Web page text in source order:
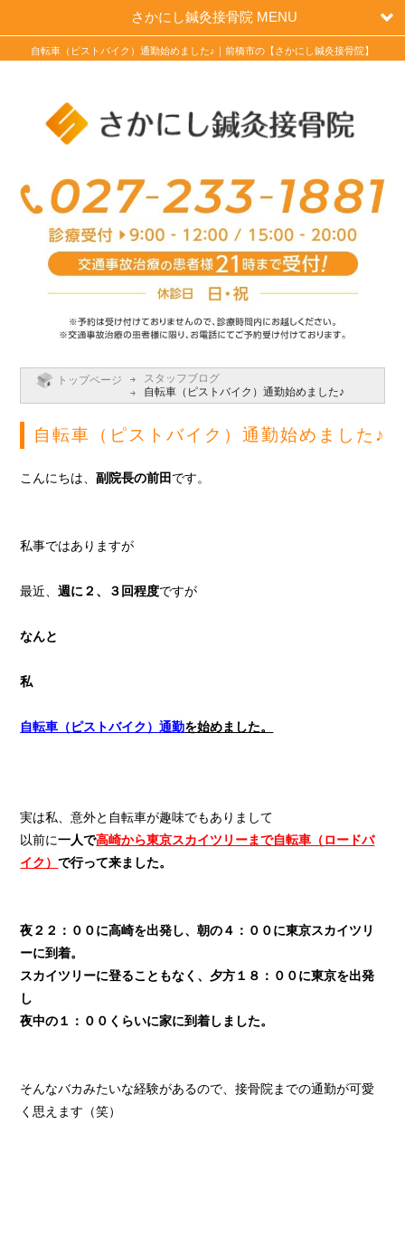
自転車（ピストバイク）通勤始めました♪｜前橋市の【さかにし鍼灸接骨院】
さかにし鍼灸接骨院 MENU
トップページ
スタッフブログ
自転車（ピストバイク）通勤始めました♪
自転車（ピストバイク）通勤始めました♪
こんにちは、副院長の前田 です。
私事ではありますが
最近、週に２、３回程度ですが
なんと
私
自転車（ピストバイク）通勤を始めました。
実は私、意外と自転車が趣味でもありまして
以前に一人で高崎から東京スカイツリーまで自転車（ロードバ
イク）で行って来ました。
夜２２：００に高崎を出発し、朝の４：００に東京スカイツリ
ーに到着。
スカイツリーに登ることもなく、夕方１８：００に東京を出発
し
夜中の１：００くらいに家に到着しました。
そんなバカみたいな経験があるので、接骨院までの通勤が可愛
く思えます（笑）